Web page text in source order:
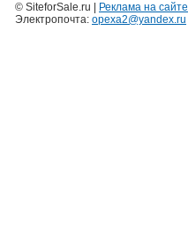
© SiteforSale.ru | Реклама на сайте
Электропочта: opexa2@yandex.ru